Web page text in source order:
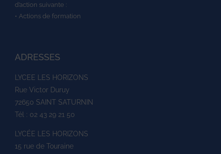
d’action suivante :
• Actions de formation
ADRESSES
LYCEE LES HORIZONS
Rue Victor Duruy
72650 SAINT SATURNIN
Tél : 02 43 29 21 50
LYCÉE LES HORIZONS
15 rue de Touraine